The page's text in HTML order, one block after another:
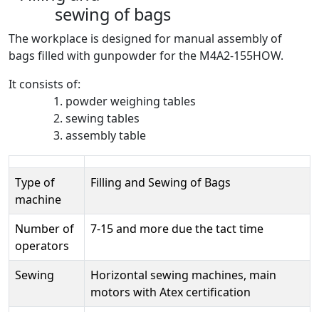
sewing of bags
The workplace is designed for manual assembly of
bags filled with gunpowder for the M4A2-155HOW.
It consists of:
powder weighing tables
sewing tables
assembly table
Type of
machine
Filling and Sewing of Bags
Number of
operators
7-15 and more due the tact time
Sewing
Horizontal sewing machines, main
motors with Atex certification